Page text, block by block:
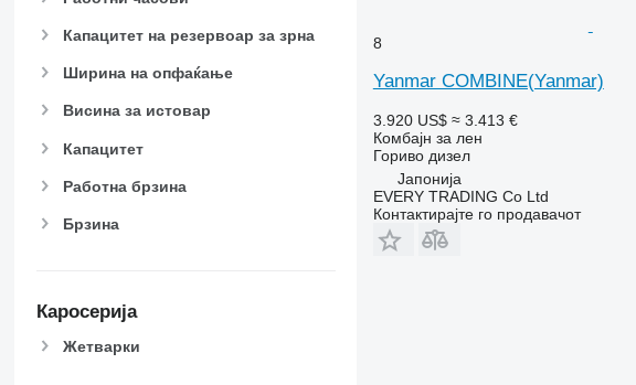
F-series
H-series
S-series
T-series
Капацитет на резервоар за зрна
Ширина на опфаќање
Висина за истовар
Капацитет
Работна брзина
Брзина
Каросерија
Жетварки
8
Yanmar COMBINE(Yanmar)
3.920 US$ ≈ 3.413 €
Комбајн за лен
Гориво дизел
Јапонија
EVERY TRADING Co Ltd
Контактирајте го продавачот